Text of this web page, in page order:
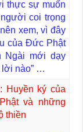
thực sự muốn
coi trọng
xem, vì đây
của Đức Phật
Ngài mới dạy
lời nào” …
Huyền ký của
và những
thiền